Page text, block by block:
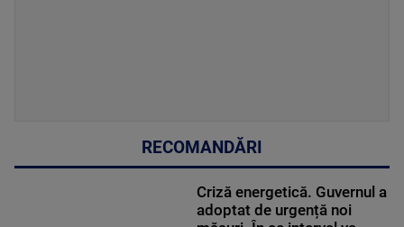
RECOMANDĂRI
Criză energetică. Guvernul a
adoptat de urgență noi